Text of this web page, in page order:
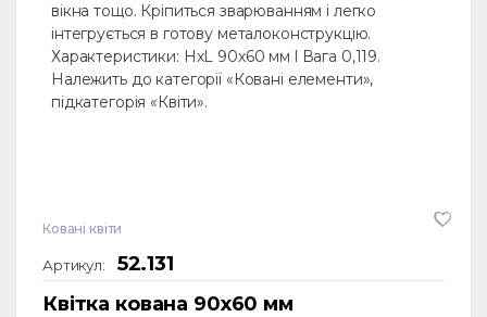
вікна тощо. Кріпиться зварюванням і легко
інтегрується в готову металоконструкцію.
Характеристики: HхL 90х60 мм l Вага 0,119.
Належить до категорії «Ковані елементи»,
підкатегорія «Квіти».
Ковані квіти
Артикул:
52.131
Квітка кована 90х60 мм